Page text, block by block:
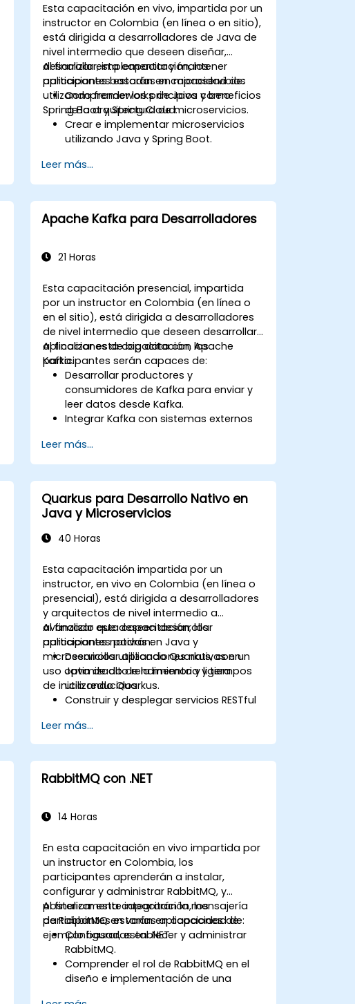
Esta capacitación en vivo, impartida por un
instructor en Colombia (en línea o en sitio),
está dirigida a desarrolladores de Java de
nivel intermedio que deseen diseñar,
desarrollar, implementar y mantener
aplicaciones basadas en microservicios
utilizando frameworks de Java como
Spring Boot y Spring Cloud.
Al finalizar esta capacitación, los
participantes estarán en capacidad de:
Comprender los principios y beneficios
de la arquitectura de microservicios.
Crear e implementar microservicios
utilizando Java y Spring Boot.
servicios, gestión de configuración y
gateways de API.
microservicios de manera efectiva.
Implementar microservicios utilizando
Leer más...
Apache Kafka para Desarrolladores
21 Horas
Esta capacitación presencial, impartida
por un instructor en Colombia (en línea o
en el sitio), está dirigida a desarrolladores
de nivel intermedio que deseen desarrollar
aplicaciones de big data con Apache
Kafka.
Al finalizar esta capacitación, los
participantes serán capaces de:
Desarrollar productores y
consumidores de Kafka para enviar y
leer datos desde Kafka.
Integrar Kafka con sistemas externos
Escribir aplicaciones de streaming con
Kafka Streams y ksqlDB.
Kafka con Confluent Cloud para
implementaciones de Kafka basadas
en la nube.
Adquirir experiencia práctica mediante
mundo real.
Leer más...
Quarkus para Desarrollo Nativo en
Java y Microservicios
40 Horas
Esta capacitación impartida por un
instructor, en vivo en Colombia (en línea o
presencial), está dirigida a desarrolladores
y arquitectos de nivel intermedio a
avanzado que deseen desarrollar
aplicaciones nativas en Java y
microservicios utilizando Quarkus, con un
uso optimizado de la memoria y tiempos
de inicio reducidos.
Al finalizar esta capacitación, los
participantes podrán:
Desarrollar aplicaciones nativas en
Java de alto rendimiento y ligera
utilizando Quarkus.
Construir y desplegar servicios RESTful
Utilizar GraalVM para la compilación
nativa y optimizar el inicio y la
eficiencia en el uso de la memoria.
Empaquetar y contenerizar
aplicaciones para entornos de
Leer más...
RabbitMQ con .NET
14 Horas
En esta capacitación en vivo impartida por
un instructor en Colombia, los
participantes aprenderán a instalar,
configurar y administrar RabbitMQ, y
posteriormente integrarán la mensajería
de RabbitMQ en varias aplicaciones de
ejemplo basadas en .NET.
Al finalizar esta capacitación, los
participantes estarán en capacidad de:
Configurar, establecer y administrar
RabbitMQ.
Comprender el rol de RabbitMQ en el
diseño e implementación de una